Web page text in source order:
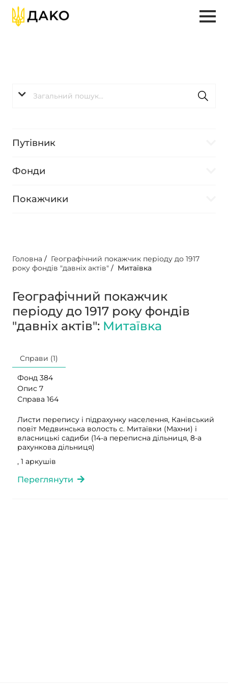
Путівник
Фонди
Покажчики
Головна / Географічний покажчик періоду до 1917
року фондів "давніх актів" / Митаївка
Географічний покажчик
періоду до 1917 року фондів
"давніх актів": Митаївка
Справи (1)
Фонд 384
Опис 7
Справа 164
Листи перепису і підрахунку населення, Канівський
повіт Медвинська волость с. Митаївки (Махни) і
власницькі садиби (14-а переписна дільниця, 8-а
рахункова дільниця)
, 1 аркушів
Переглянути